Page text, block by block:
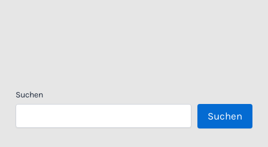
Suchen
Suchen